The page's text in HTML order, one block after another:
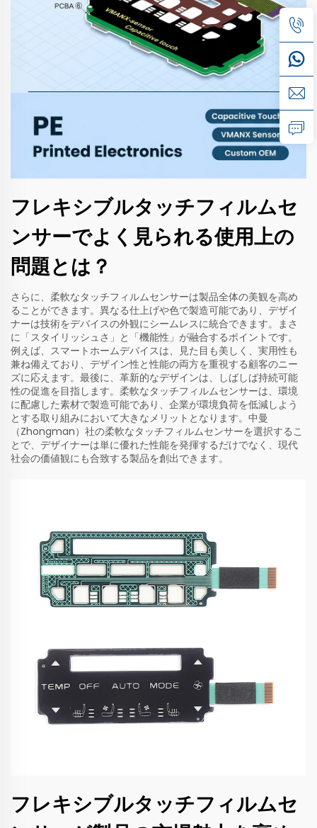
フレキシブルタッチフィルムセ
ンサーでよく見られる使用上の
問題とは？
さらに、柔軟なタッチフィルムセンサーは製品全体の美観を高め
ることができます。異なる仕上げや色で製造可能であり、デザイ
ナーは技術をデバイスの外観にシームレスに統合できます。まさ
に「スタイリッシュさ」と「機能性」が融合するポイントです。
例えば、スマートホームデバイスは、見た目も美しく、実用性も
兼ね備えており、デザイン性と性能の両方を重視する顧客のニー
ズに応えます。最後に、革新的なデザインは、しばしば持続可能
性の促進を目指します。柔軟なタッチフィルムセンサーは、環境
に配慮した素材で製造可能であり、企業が環境負荷を低減しよう
とする取り組みにおいて大きなメリットとなります。中曼
（Zhongman）社の柔軟なタッチフィルムセンサーを選択するこ
とで、デザイナーは単に優れた性能を発揮するだけでなく、現代
社会の価値観にも合致する製品を創出できます。
フレキシブルタッチフィルムセ